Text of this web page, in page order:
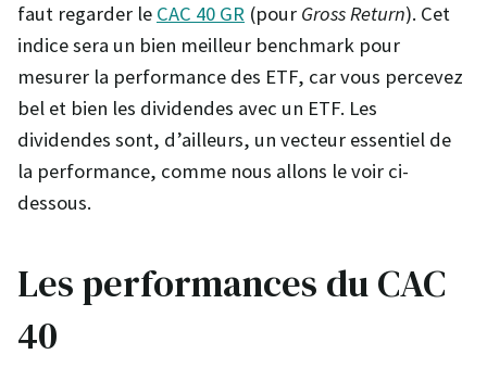
faut regarder le CAC 40 GR (pour Gross Return). Cet
indice sera un bien meilleur benchmark pour
mesurer la performance des ETF, car vous percevez
bel et bien les dividendes avec un ETF. Les
dividendes sont, d’ailleurs, un vecteur essentiel de
la performance, comme nous allons le voir ci-
dessous.
Les performances du CAC
40